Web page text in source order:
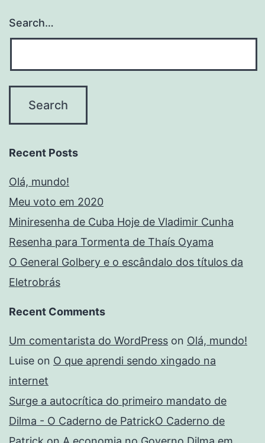
Search…
Recent Posts
Olá, mundo!
Meu voto em 2020
Miniresenha de Cuba Hoje de Vladimir Cunha
Resenha para Tormenta de Thaís Oyama
O General Golbery e o escândalo dos títulos da
Eletrobrás
Recent Comments
Um comentarista do WordPress on Olá, mundo!
Luise on O que aprendi sendo xingado na
internet
Surge a autocrítica do primeiro mandato de
Dilma - O Caderno de PatrickO Caderno de